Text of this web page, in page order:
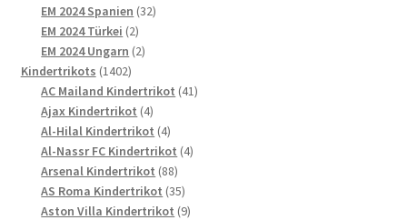
Produkte
EM 2024 Spanien 3232
EM 2024 Türkei 22
Produkte
EM 2024 Ungarn 22
Kindertrikots 14021402
Produkte
AC Mailand Kindertrikot 4141
Ajax Kindertrikot 44
Produkte
Al-Hilal Kindertrikot 44
Produkte
Al-Nassr FC Kindertrikot 44
Arsenal Kindertrikot 8888
Produkte
AS Roma Kindertrikot 3535
Produkte
Aston Villa Kindertrikot 99